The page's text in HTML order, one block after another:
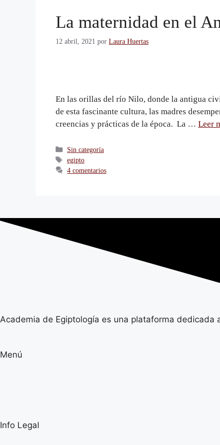
La maternidad en el
12 abril, 2021 por Laura Huertas
En las orillas del río Nilo, donde la antigua
de esta fascinante cultura, las madres
creencias y prácticas de la época. La … Leer
Sin categoría
egipto
4 comentarios
Academia de Egiptología es una plataforma
Menú
Info Legal